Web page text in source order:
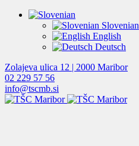
Slovenian
English
Deutsch
Zolajeva ulica 12 | 2000 Maribor
02 229 57 56
info@tscmb.si